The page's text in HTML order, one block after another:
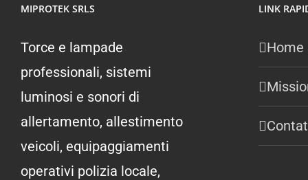
MIPROTEK SRLS
Torce e lampade
professionali, sistemi
luminosi e sonori di
allertamento, allestimento
veicoli, equipaggiamenti
operativi polizia locale,
LINK
Home